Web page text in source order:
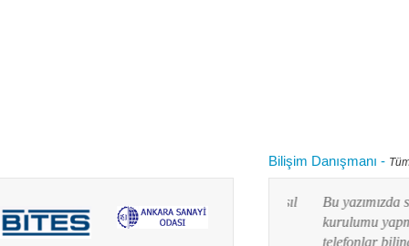
Bilişim Danışmanı -
aklınızdan zaman zaman bu soru
Bu yazımızda siz
kurulumu yapmayı
telefonlar bilindiği